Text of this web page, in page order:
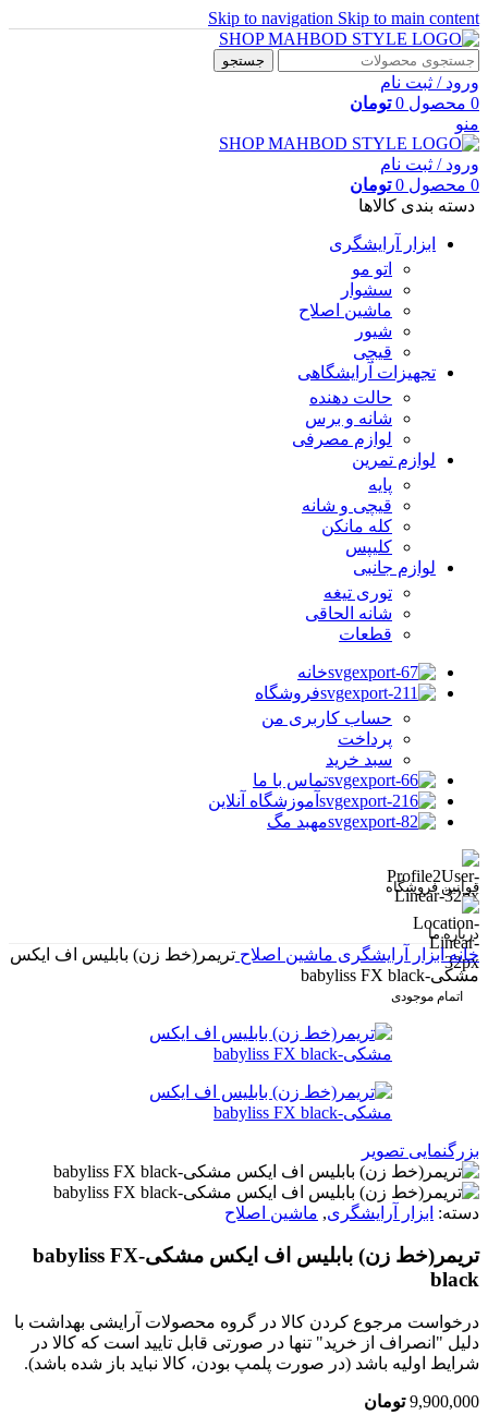
Skip to navigation Skip to main content
جستجو
ورود / ثبت نام
0 محصول 0 تومان
منو
ورود / ثبت نام
0 محصول 0 تومان
دسته بندی کالاها
ابزار آرایشگری
اتو مو
سشوار
ماشین اصلاح
شیور
قیچی
تجهیزات آرایشگاهی
حالت دهنده
شانه و برس
لوازم مصرفی
لوازم تمرین
پایه
قیچی و شانه
کله مانکن
کلیپس
لوازم جانبی
توری تیغه
شانه الحاقی
قطعات
خانه
فروشگاه
حساب کاربری من
پرداخت
سبد خرید
تماس با ما
آموزشگاه آنلاین
مهبد مگ
قوانین فروشگاه
درباره ما
خانهابزار آرایشگری ماشین اصلاح تریمر(خط زن) بابلیس اف ایکس
مشکی-babyliss FX black
اتمام موجودی
بزرگنمایی تصویر
دسته: ابزار آرایشگری, ماشین اصلاح
تریمر(خط زن) بابلیس اف ایکس مشکی-babyliss FX
black
درخواست مرجوع کردن کالا در گروه محصولات آرایشی بهداشت با
دلیل "انصراف از خرید" تنها در صورتی قابل تایید است که کالا در
شرایط اولیه باشد (در صورت پلمپ بودن، کالا نباید باز شده باشد).
9,900,000 تومان